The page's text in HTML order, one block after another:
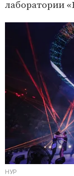
лаборатории
НУР